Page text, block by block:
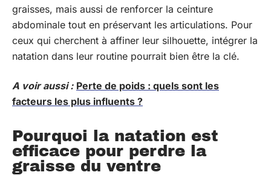
graisses, mais aussi de renforcer la ceinture
abdominale tout en préservant les articulations. Pour
ceux qui cherchent à affiner leur silhouette, intégrer la
natation dans leur routine pourrait bien être la clé.
A voir aussi : Perte de poids : quels sont les
facteurs les plus influents ?
Pourquoi la natation est
efficace pour perdre la
graisse du ventre